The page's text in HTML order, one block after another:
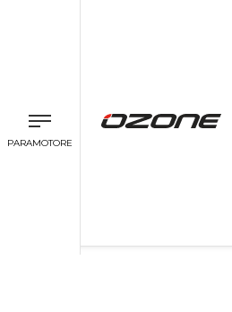
PARAMOTORE